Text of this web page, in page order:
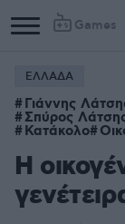
Games
Column
1
2
ΕΛΛΑΔΑ
Γιάννης
Σπύρος
Κατάκολο
Η